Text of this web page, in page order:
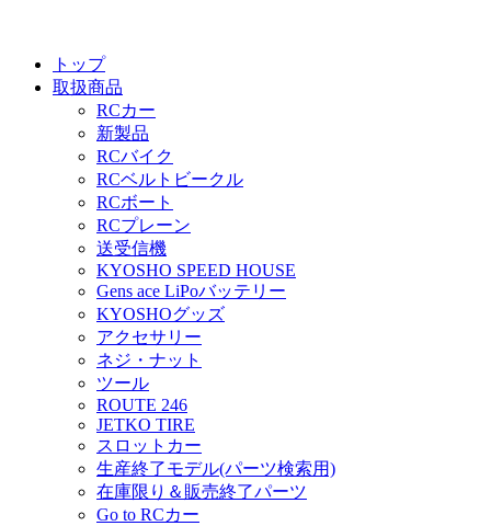
トップ
取扱商品
RCカー
新製品
RCバイク
RCベルトビークル
RCボート
RCプレーン
送受信機
KYOSHO SPEED HOUSE
Gens ace LiPoバッテリー
KYOSHOグッズ
アクセサリー
ネジ・ナット
ツール
ROUTE 246
JETKO TIRE
スロットカー
生産終了モデル(パーツ検索用)
在庫限り＆販売終了パーツ
Go to RCカー